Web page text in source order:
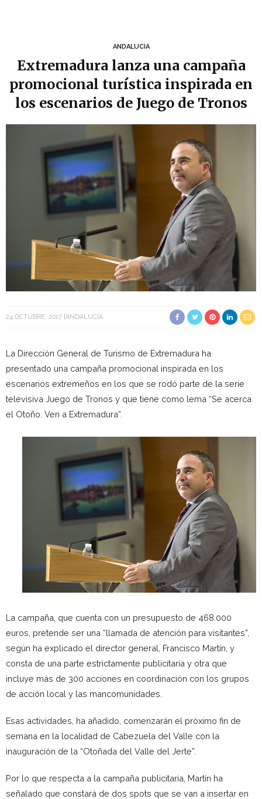
ANDALUCIA
Extremadura lanza una campaña
promocional turística inspirada en
los escenarios de Juego de Tronos
24 OCTUBRE, 2017 ANDALUCIA
La Dirección General de Turismo de Extremadura ha
presentado una campaña promocional inspirada en los
escenarios extremeños en los que se rodó parte de la serie
televisiva Juego de Tronos y que tiene como lema “Se acerca
el Otoño. Ven a Extremadura”.
La campaña, que cuenta con un presupuesto de 468.000
euros, pretende ser una “llamada de atención para visitantes”,
según ha explicado el director general, Francisco Martín, y
consta de una parte estrictamente publicitaria y otra que
incluye más de 300 acciones en coordinación con los grupos
de acción local y las mancomunidades.
Esas actividades, ha añadido, comenzarán el próximo fin de
semana en la localidad de Cabezuela del Valle con la
inauguración de la “Otoñada del Valle del Jerte”.
Por lo que respecta a la campaña publicitaria, Martín ha
señalado que constará de dos spots que se van a insertar en